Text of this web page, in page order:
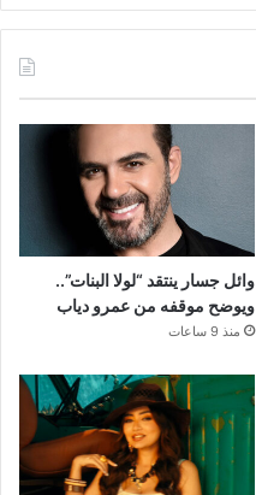
وائل جسار ينتقد “لولا البنات”..
ويوضح موقفه من عمرو دياب
منذ 9 ساعات